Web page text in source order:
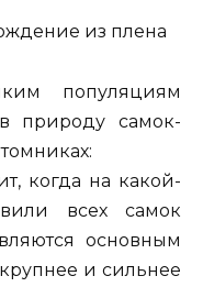
популяциям
природу самок-
когда на какой-
всех самок
основным
и сильнее